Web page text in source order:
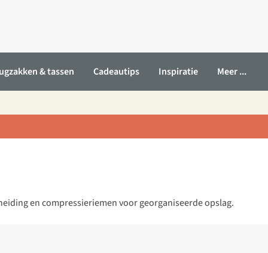
& tassen Cadeautips Inspiratie Meer ...
en compressieriemen voor georganiseerde opslag.